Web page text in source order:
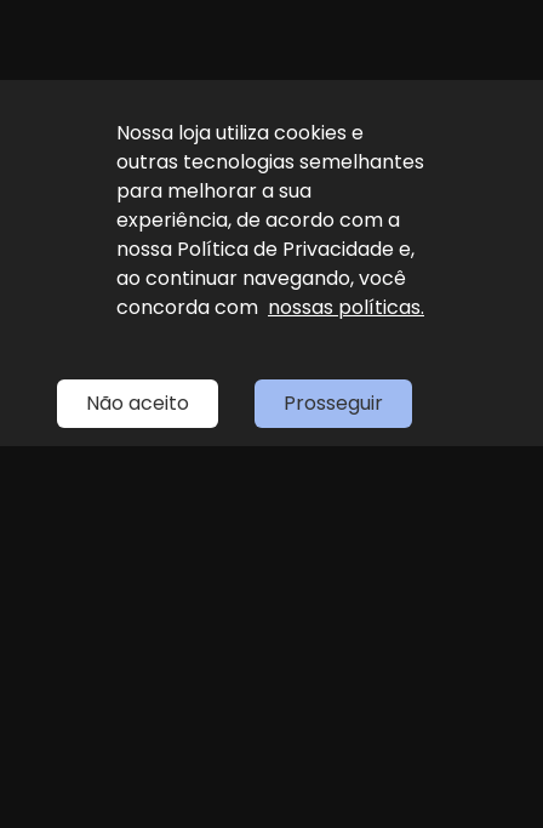
HomeEstoqueFale ConoscoSobre Nós
Entre em contato
(11) 4087-4887
Nossa loja utiliza cookies e
outras tecnologias semelhantes
para melhorar a sua
experiência, de acordo com a
nossa Política de Privacidade e,
ao continuar navegando, você
concorda com nossas políticas.
Não aceito Prosseguir